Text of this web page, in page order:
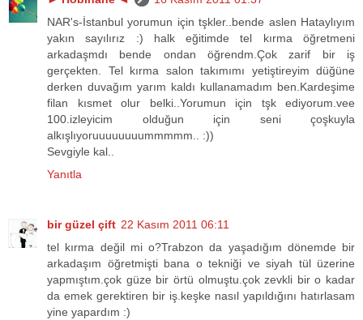
NAR's-İstanbul yorumun için tşkler..bende aslen Hataylıyım
yakın sayılırız :) halk eğitimde tel kırma öğretmeni
arkadaşmdı bende ondan öğrendm.Çok zarif bir iş
gerçekten. Tel kırma salon takımımı yetiştireyim düğüne
derken duvağım yarım kaldı kullanamadım ben.Kardeşime
filan kısmet olur belki..Yorumun için tşk ediyorum.vee
100.izleyicim olduğun için seni çoşkuyla
alkışlıyoruuuuuuuummmmm.. :))
Sevgiyle kal..
Yanıtla
bir güzel çift 22 Kasım 2011 06:11
tel kırma değil mi o?Trabzon da yaşadığım dönemde bir
arkadaşım öğretmişti bana o tekniği ve siyah tül üzerine
yapmıştım.çok güze bir örtü olmuştu.çok zevkli bir o kadar
da emek gerektiren bir iş.keşke nasıl yapıldığını hatırlasam
yine yapardım :)